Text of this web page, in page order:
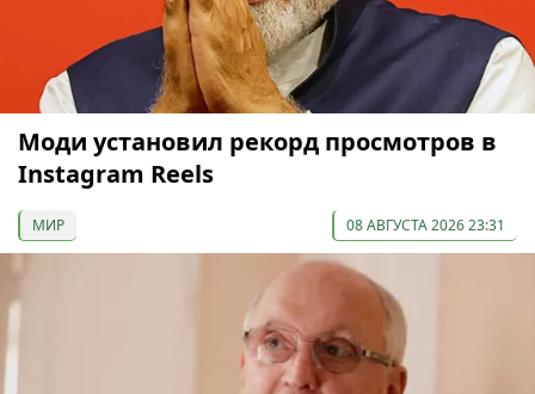
Моди установил рекорд просмотров в
Instagram Reels
МИР 08 АВГУСТА 2026 23:31